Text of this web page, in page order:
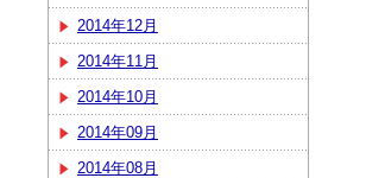
2014年12月
2014年11月
2014年10月
2014年09月
2014年08月